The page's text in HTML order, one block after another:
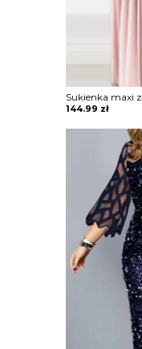
144.99 zł